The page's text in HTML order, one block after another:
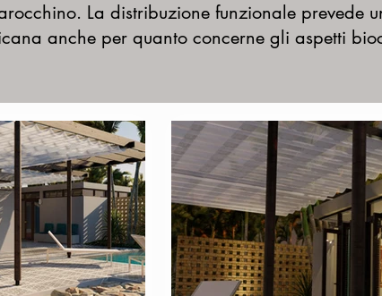
La distribuzione funzionale prevede
anche per quanto concerne gli aspetti